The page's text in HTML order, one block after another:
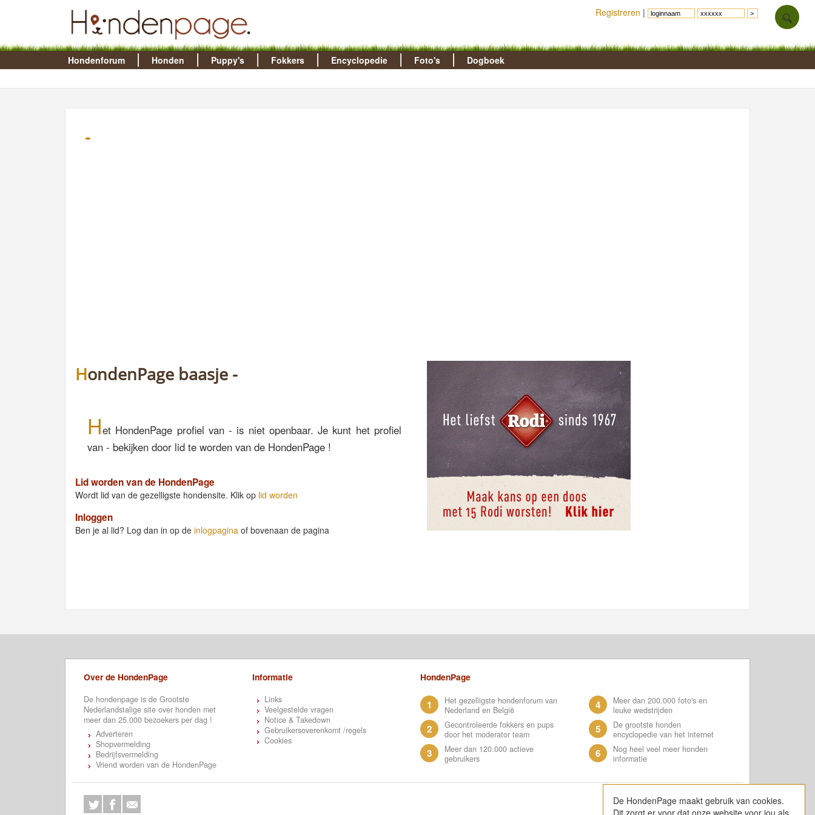
Hondenforum Honden Puppy's Fokkers Encyclopedie Foto's Dogboek
-
HondenPage baasje -
Het HondenPage profiel van - is niet openbaar. Je kunt het profiel
van - bekijken door lid te worden van de HondenPage !
Lid worden van de HondenPage
Wordt lid van de gezelligste hondensite. Klik op lid worden
Inloggen
Ben je al lid? Log dan in op de inlogpagina of bovenaan de pagina
Over de HondenPage
De hondenpage is de Grootste
Nederlandstalige site over honden met
meer dan 25.000 bezoekers per dag !
Adverteren
Shopvermelding
Bedrijfsvermelding
Vriend worden van de HondenPage
Informatie
Links
Veelgestelde vragen
Notice & Takedown
Gebruikersoverenkomt /regels
Cookies
HondenPage
1
Het gezelligste hondenforum van
Nederland en België
2
Gecontroleerde fokkers en pups
door het moderator team
3
Meer dan 120.000 actieve
gebruikers
4
Meer dan 200.000 foto's en
leuke wedstrijden
5
De grootste honden
encyclopedie van het internet
6
Nog heel veel meer honden
informatie
De HondenPage maakt gebruik van cookies.
Dit zorgt er voor dat onze website voor jou als
Registreren |